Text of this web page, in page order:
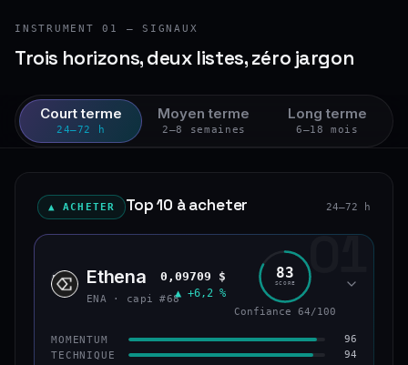
INSTRUMENT 01 — SIGNAUX
Trois horizons, deux listes, zéro jargon
Court terme
24–72 h
Moyen terme
2–8 semaines
Long terme
6–18 mois
▲ ACHETER Top 10 à acheter 24–72 h
01
ENA Ethena
ENA · capi #68
0,09709 $
▲ +6,2 %
83
SCORE
Confiance 64/100
MOMENTUM 96
TECHNIQUE 94